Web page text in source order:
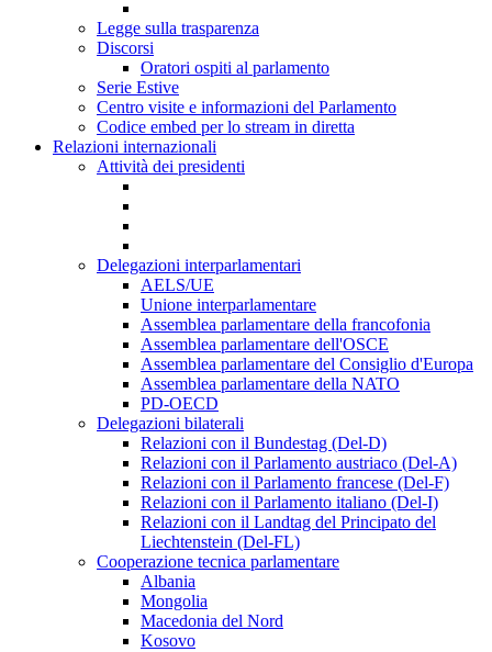
Legge sulla trasparenza
Discorsi
Oratori ospiti al parlamento
Serie Estive
Centro visite e informazioni del Parlamento
Codice embed per lo stream in diretta
Relazioni internazionali
Attività dei presidenti
Delegazioni interparlamentari
AELS/UE
Unione interparlamentare
Assemblea parlamentare della francofonia
Assemblea parlamentare dell'OSCE
Assemblea parlamentare del Consiglio d'Europa
Assemblea parlamentare della NATO
PD-OECD
Delegazioni bilaterali
Relazioni con il Bundestag (Del-D)
Relazioni con il Parlamento austriaco (Del-A)
Relazioni con il Parlamento francese (Del-F)
Relazioni con il Parlamento italiano (Del-I)
Relazioni con il Landtag del Principato del
Liechtenstein (Del-FL)
Cooperazione tecnica parlamentare
Albania
Mongolia
Macedonia del Nord
Kosovo